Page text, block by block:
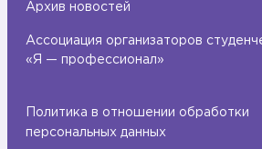
Архив новостей
Ассоциация организаторов
«Я — профессионал»
Политика в отношении обработки
персональных данных